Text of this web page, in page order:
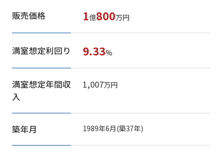
販売価格 1億800万円
満室想定利回り 9.33%
満室想定年間収
入
1,007万円
築年月 1989年6月(築37年)